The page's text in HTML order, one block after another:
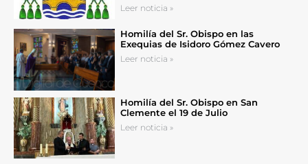
Leer noticia »
Homilía del Sr. Obispo en las
Exequias de Isidoro Gómez Cavero
Leer noticia »
Homilía del Sr. Obispo en San
Clemente el 19 de Julio
Leer noticia »